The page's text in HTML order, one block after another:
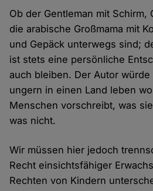
Ob der Gentleman mit
die arabische Großmama mit
und Gepäck unterwegs sind;
ist stets eine persönliche
auch bleiben. Der Autor
ungern in einen Land leben
Menschen vorschreibt, was
was nicht.
Wir müssen hier jedoch
Recht einsichtsfähiger
Rechten von Kindern